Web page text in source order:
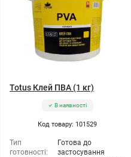
Totus Клей ПВА (1 кг)
В наявності
Код товару: 101529
Тип
готовності:
Готова до
застосування